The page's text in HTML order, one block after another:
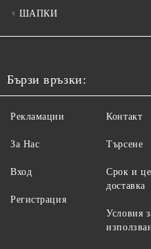
ШАПКИ
Бързи връзки:
Рекламации
За Нас
Вход
Регистрация
Контакт
Търсене
Срок и
доставка
Условия